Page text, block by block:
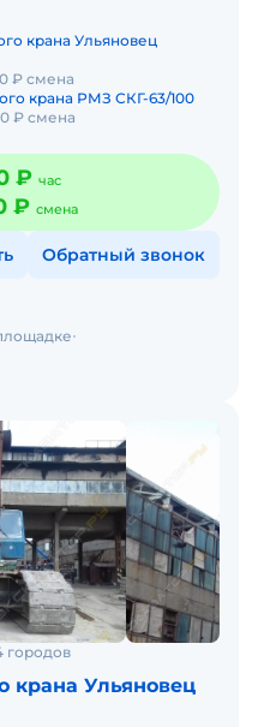
крана Ульяновец
₽ смена
крана РМЗ СКГ-63/100
₽ смена
₽ час
₽ смена
Обратный звонок
городов
крана Ульяновец